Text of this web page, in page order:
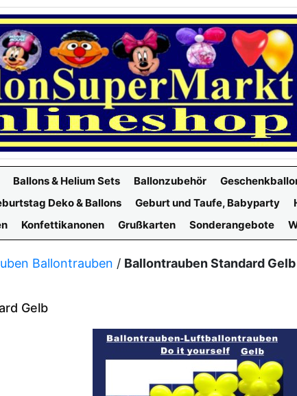
Ballons & Helium Sets Ballonzubehör
Deko & Ballons Geburt und Taufe, Babyparty
Konfettikanonen Grußkarten Sonderangebote
Ballontrauben / Ballontrauben Standard Gelb
Gelb